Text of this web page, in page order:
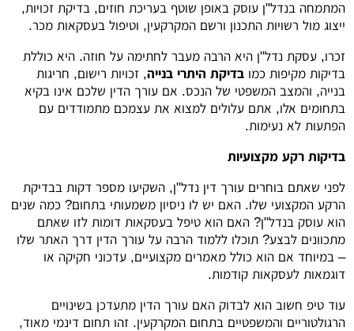
המתמחה בנדל"ן עוסק באופן שוטף בעריכת חוזים, בדיקת זכויות,
ייצוג מול רשויות התכנון ורשם המקרקעין, וטיפול בעסקאות מכר.
זכרו, עסקת נדל"ן היא הרבה מעבר לחתימה על חוזה. היא כוללת
בדיקות מקיפות כמובדיקת היתרי בנייה, זכויות רישום, חריגות
בנייה, והמצב המשפטי של הנכס. אם עורך הדין שלכם אינו בקיא
בתחומים אלו, אתם עלולים למצוא את עצמכם מתמודדים עם
הפתעות לא נעימות.
בדיקות רקע מקצועיות
לפני שאתם בוחרים עורך דין נדל"ן, השקיעו מספר דקות בבדיקת
הרקע המקצועי שלו. האם יש לו ניסיון משמעותי בתחום? כמה שנים
הוא עוסק בנדל"ן? האם הוא טיפל בעסקאות דומות לזו שאתם
מתכוונים לבצע? תוכלו ללמוד הרבה על עורך הדין דרך האתר שלו
– במיוחד אם הוא כולל מאמרים מקצועיים, עדכוני חקיקה או
דוגמאות לעסקאות קודמות.
עוד טיפ חשוב הוא לבדוק האם עורך הדין מתעדכן בשינויים
הרגולטוריים והמשפטיים בתחום המקרקעין. זהו תחום דינמי מאוד,